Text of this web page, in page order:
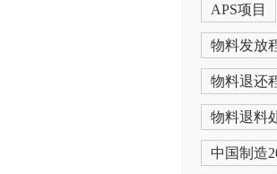
APS项目
物料发放
物料退还
物料退料
中国制造